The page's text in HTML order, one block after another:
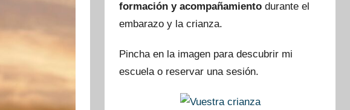
o
k
formación y acompañamiento durante el
embarazo y la crianza.
Pincha en la imagen para descubrir mi
escuela o reservar una sesión.